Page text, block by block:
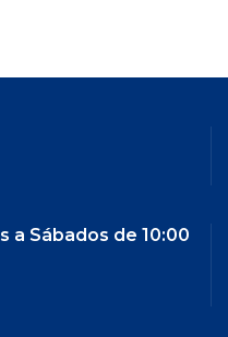
a Sábados de 10:00